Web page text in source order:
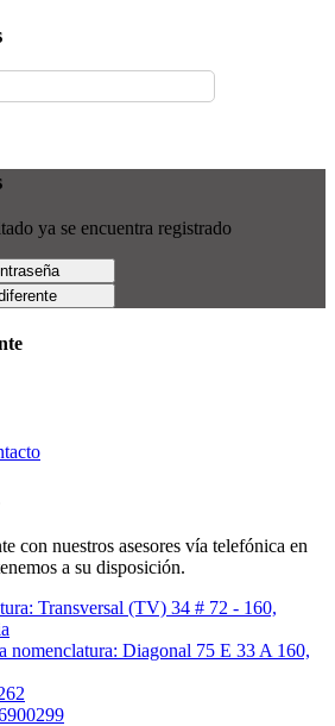
ya se encuentra registrado
con nuestros asesores vía telefónica en
a su disposición.
Transversal (TV) 34 # 72 - 160,
nomenclatura: Diagonal 75 E 33 A 160,